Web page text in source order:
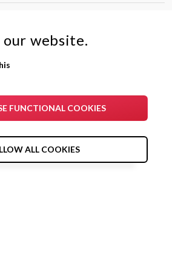
25 Aron Bulgaria
our website.
FUNCTIONAL COOKIES
ALL COOKIES